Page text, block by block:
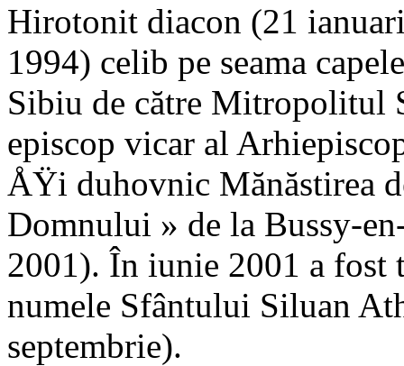
Hirotonit diacon (21
1994) celib pe seama
Sibiu de către Mitropolitul
episcop vicar al
ÅŸi duhovnic Mănăstirea
Domnului » de la Bussy-
2001). În iunie 2001 a fost
numele Sfântului Siluan
septembrie).